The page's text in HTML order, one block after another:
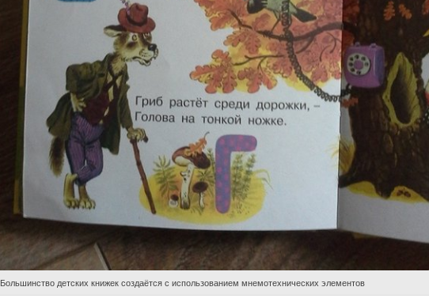
Большинство детских книжек создаётся с использованием мнемотехнических элементов